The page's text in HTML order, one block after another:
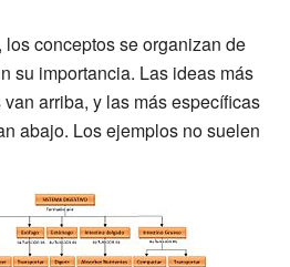
conceptos se organizan de
su importancia. Las ideas más
arriba, y las más específicas
abajo. Los ejemplos no suelen